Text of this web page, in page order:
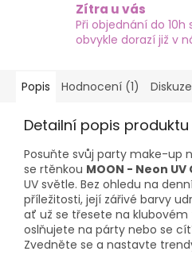
Zítra u vás
Při objednání do 10h
obvykle dorazí již v
Popis Hodnocení (1) Diskuze
Detailní popis produktu
Posuňte svůj party make-up
se rtěnkou MOON - Neon
UV světle. Bez ohledu na
příležitosti, její zářivé barvy
ať už se třesete na
oslňujete na párty nebo se
Zvedněte se a nastavte